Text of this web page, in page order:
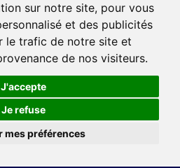
sur notre site, pour vous
et des publicités
le trafic de notre site et
de nos visiteurs.
J'accepte
Je refuse
mes préférences